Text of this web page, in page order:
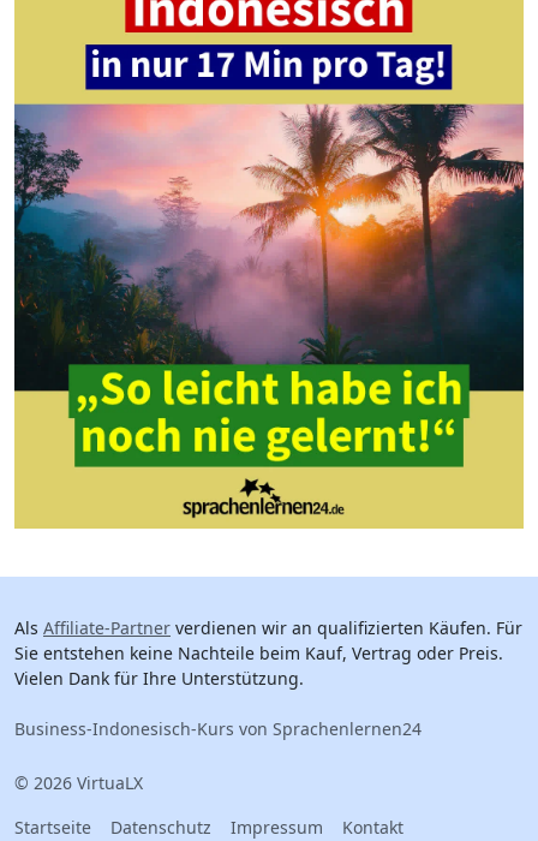
Als Affiliate-Partner verdienen wir an qualifizierten Käufen. Für
Sie entstehen keine Nachteile beim Kauf, Vertrag oder Preis.
Vielen Dank für Ihre Unterstützung.
Business-Indonesisch-Kurs von Sprachenlernen24
© 2026 VirtuaLX
Startseite
Datenschutz Impressum Kontakt